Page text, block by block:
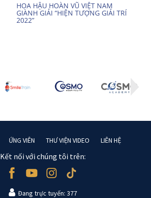
HOA HẬU HOÀN VŨ VIỆT NAM
GIÀNH GIẢI “HIỆN TƯỢNG GIẢI TRÍ
2022”
ỨNG VIÊN THƯ VIỆN VIDEO LIÊN HỆ
Kết nối với chúng tôi trên:
Đang trực tuyến: 377